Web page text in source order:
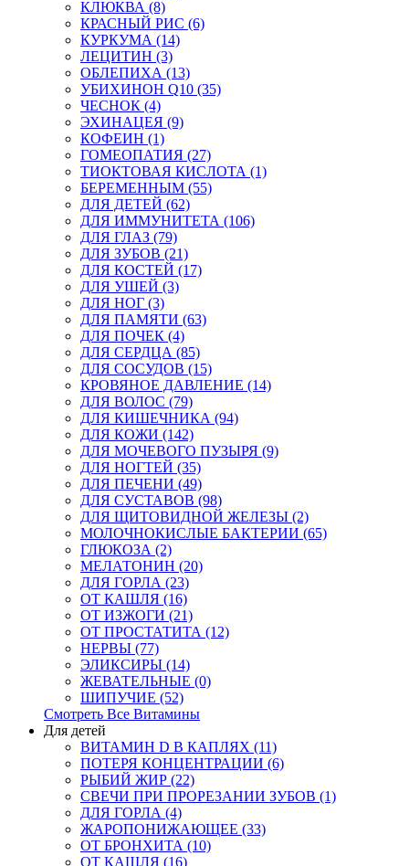
КЛЮКВА (8)
КРАСНЫЙ РИС (6)
КУРКУМА (14)
ЛЕЦИТИН (3)
ОБЛЕПИХА (13)
УБИХИНОН Q10 (35)
ЧЕСНОК (4)
ЭХИНАЦЕЯ (9)
КОФЕИН (1)
ГОМЕОПАТИЯ (27)
ТИОКТОВАЯ КИСЛОТА (1)
БЕРЕМЕННЫМ (55)
ДЛЯ ДЕТЕЙ (62)
ДЛЯ ИММУНИТЕТА (106)
ДЛЯ ГЛАЗ (79)
ДЛЯ ЗУБОВ (21)
ДЛЯ КОСТЕЙ (17)
ДЛЯ УШЕЙ (3)
ДЛЯ НОГ (3)
ДЛЯ ПАМЯТИ (63)
ДЛЯ ПОЧЕК (4)
ДЛЯ СЕРДЦА (85)
ДЛЯ СОСУДОВ (15)
КРОВЯНОЕ ДАВЛЕНИЕ (14)
ДЛЯ ВОЛОС (79)
ДЛЯ КИШЕЧНИКА (94)
ДЛЯ КОЖИ (142)
ДЛЯ МОЧЕВОГО ПУЗЫРЯ (9)
ДЛЯ НОГТЕЙ (35)
ДЛЯ ПЕЧЕНИ (49)
ДЛЯ СУСТАВОВ (98)
ДЛЯ ЩИТОВИДНОЙ ЖЕЛЕЗЫ (2)
МОЛОЧНОКИСЛЫЕ БАКТЕРИИ (65)
ГЛЮКОЗА (2)
МЕЛАТОНИН (20)
ДЛЯ ГОРЛА (23)
ОТ КАШЛЯ (16)
ОТ ИЗЖОГИ (21)
ОТ ПРОСТАТИТА (12)
НЕРВЫ (77)
ЭЛИКСИРЫ (14)
ЖЕВАТЕЛЬНЫЕ (0)
ШИПУЧИЕ (52)
Смотреть Все Витамины
Для детей
ВИТАМИН D В КАПЛЯХ (11)
ПОТЕРЯ КОНЦЕНТРАЦИИ (6)
РЫБИЙ ЖИР (22)
СВЕЧИ ПРИ ПРОРЕЗАНИИ ЗУБОВ (1)
ДЛЯ ГОРЛА (4)
ЖАРОПОНИЖАЮЩЕЕ (33)
ОТ БРОНХИТА (10)
ОТ КАШЛЯ (16)